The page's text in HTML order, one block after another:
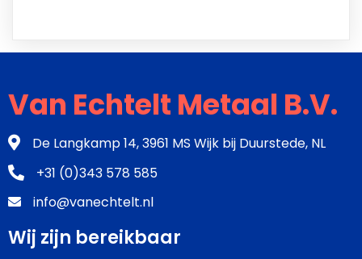
Van Echtelt Metaal B.V.
De Langkamp 14, 3961 MS Wijk bij Duurstede, NL
+31 (0)343 578 585
info@vanechtelt.nl
Wij zijn bereikbaar